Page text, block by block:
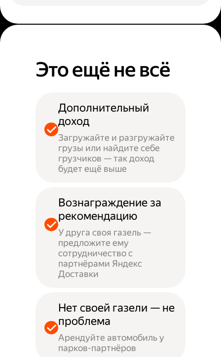
Это ещё не всё
Дополнительный
доход
Загружайте и разгружайте
грузы или найдите себе
грузчиков — так доход
будет ещё выше
Вознаграждение за
рекомендацию
У друга своя газель —
предложите ему
сотрудничество с
партнёрами Яндекс
Доставки
Нет своей газели — не
проблема
Арендуйте автомобиль у
парков-партнёров